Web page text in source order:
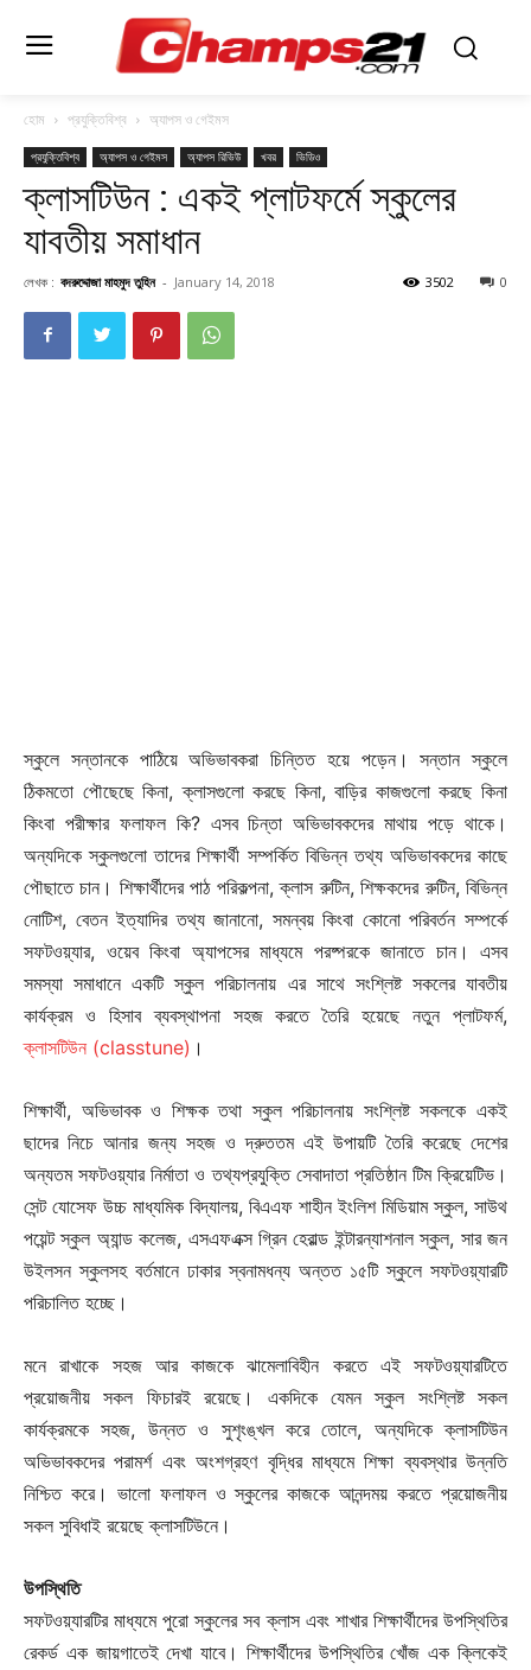
হোম প্রযুক্তিবিশ্ব অ্যাপস ও গেইমস
প্রযুক্তিবিশ্ব অ্যাপস ও গেইমস অ্যাপস রিভিউ খবর ভিডিও
ক্লাসটিউন : একই প্লাটফর্মে স্কুলের
যাবতীয় সমাধান
লেখক : বদরুদ্দোজা মাহমুদ তুহিন - January 14, 2018 0
3502
স্কুলে সন্তানকে পাঠিয়ে অভিভাবকরা চিন্তিত হয়ে পড়েন। সন্তান স্কুলে
ঠিকমতো পৌছেছে কিনা, ক্লাসগুলো করছে কিনা, বাড়ির কাজগুলো করছে কিনা
কিংবা পরীক্ষার ফলাফল কি? এসব চিন্তা অভিভাবকদের মাথায় পড়ে থাকে।
অন্যদিকে স্কুলগুলো তাদের শিক্ষার্থী সম্পর্কিত বিভিন্ন তথ্য অভিভাবকদের কাছে
পৌছাতে চান। শিক্ষার্থীদের পাঠ পরিকল্পনা, ক্লাস রুটিন, শিক্ষকদের রুটিন, বিভিন্ন
নোটিশ, বেতন ইত্যাদির তথ্য জানানো, সমন্বয় কিংবা কোনো পরিবর্তন সম্পর্কে
সফটওয়্যার, ওয়েব কিংবা অ্যাপসের মাধ্যমে পরষ্পরকে জানাতে চান। এসব
সমস্যা সমাধানে একটি স্কুল পরিচালনায় এর সাথে সংশ্লিষ্ট সকলের যাবতীয়
কার্যক্রম ও হিসাব ব্যবস্থাপনা সহজ করতে তৈরি হয়েছে নতুন প্লাটফর্ম,
ক্লাসটিউন (classtune) ।
শিক্ষার্থী, অভিভাবক ও শিক্ষক তথা স্কুল পরিচালনায় সংশ্লিষ্ট সকলকে একই
ছাদের নিচে আনার জন্য সহজ ও দ্রুততম এই উপায়টি তৈরি করেছে দেশের
অন্যতম সফটওয়্যার নির্মাতা ও তথ্যপ্রযুক্তি সেবাদাতা প্রতিষ্ঠান টিম ক্রিয়েটিভ।
সেন্ট যোসেফ উচ্চ মাধ্যমিক বিদ্যালয়, বিএএফ শাহীন ইংলিশ মিডিয়াম স্কুল, সাউথ
পয়েন্ট স্কুল অ্যান্ড কলেজ, এসএফএক্স গ্রিন হেরাল্ড ইন্টারন্যাশনাল স্কুল, সার জন
উইলসন স্কুলসহ বর্তমানে ঢাকার স্বনামধন্য অন্তত ১৫টি স্কুলে সফটওয়্যারটি
পরিচালিত হচ্ছে।
মনে রাখাকে সহজ আর কাজকে ঝামেলাবিহীন করতে এই সফটওয়্যারটিতে
প্রয়োজনীয় সকল ফিচারই রয়েছে। একদিকে যেমন স্কুল সংশ্লিষ্ট সকল
কার্যক্রমকে সহজ, উন্নত ও সুশৃংঙ্খল করে তোলে, অন্যদিকে ক্লাসটিউন
অভিভাবকদের পরামর্শ এবং অংশগ্রহণ বৃদ্ধির মাধ্যমে শিক্ষা ব্যবস্থার উন্নতি
নিশ্চিত করে। ভালো ফলাফল ও স্কুলের কাজকে আনন্দময় করতে প্রয়োজনীয়
সকল সুবিধাই রয়েছে ক্লাসটিউনে।
উপস্থিতি
সফটওয়্যারটির মাধ্যমে পুরো স্কুলের সব ক্লাস এবং শাখার শিক্ষার্থীদের উপস্থিতির
রেকর্ড এক জায়গাতেই দেখা যাবে। শিক্ষার্থীদের উপস্থিতির খোঁজ এক ক্লিকেই